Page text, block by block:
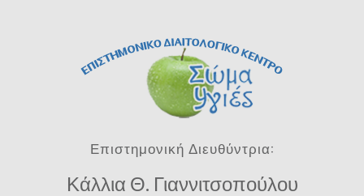
Επιστημονική Διευθύντρια:
Κάλλια Θ. Γιαννιτσοπούλου